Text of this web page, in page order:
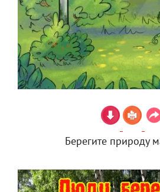
Берегите природу